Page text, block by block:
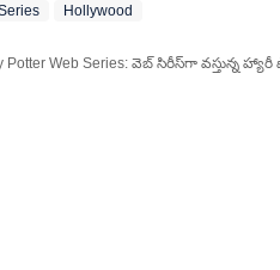
అద్భుతమైన పనితీరుకు గాను
చూపిస్తున్న నిబద్ధతకు, వార్తా
Hollywood
Potter Web Series: వెబ్ సిరీస్‌గా వస్తున్న